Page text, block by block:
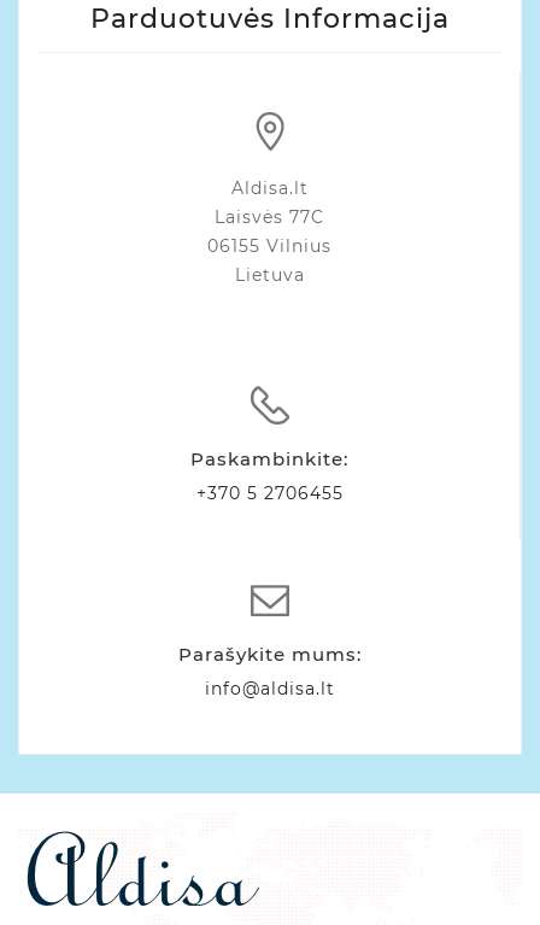
Parduotuvės Informacija
Aldisa.lt
Laisvės 77C
06155 Vilnius
Lietuva
Paskambinkite:
+370 5 2706455
Parašykite mums:
info@aldisa.lt